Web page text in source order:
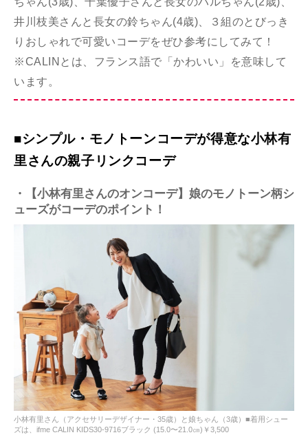
井川枝美さんと長女の鈴ちゃん(4歳)、３組のとびっき
りおしゃれで可愛いコーデをぜひ参考にしてみて！
※CALINとは、フランス語で「かわいい」を意味して
います。
■シンプル・モノトーンコーデが得意な小林有
里さんの親子リンクコーデ
・【小林有里さんのオンコーデ】娘のモノトーン柄シ
ューズがコーデのポイント！
小林有里さん（アクセサリーデザイナー・35歳）と娘ちゃん（3歳）■着用シュー
ズは、ifme CALIN KIDS30-9716ブラック (15.0〜21.0㎝)￥3,500